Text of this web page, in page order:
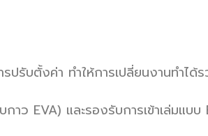
บตั้งค่า ทำให้การเปลี่ยนงานทำได้ร
าว EVA) และรองรับการเข้าเล่มแ